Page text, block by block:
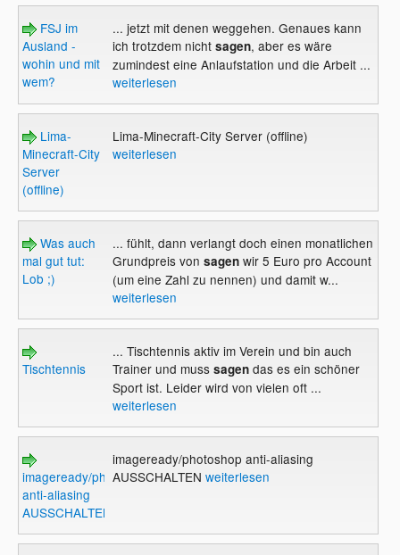
FSJ im
Ausland -
wohin und mit
wem?
... jetzt mit denen weggehen. Genaues kann
ich trotzdem nichtsagen, aber es wäre
zumindest eine Anlaufstation und die Arbeit ...
weiterlesen
Lima-
Minecraft-City
Server
(offline)
Lima-Minecraft-City Server (offline)
weiterlesen
Was auch
mal gut tut:
Lob ;)
... fühlt, dann verlangt doch einen monatlichen
Grundpreis von sagenwir 5 Euro pro Account
(um eine Zahl zu nennen) und damit w...
weiterlesen
Tischtennis
... Tischtennis aktiv im Verein und bin auch
Trainer und musssagendas es ein schöner
Sport ist. Leider wird von vielen oft ...
weiterlesen
imageready/photoshop
anti-aliasing
AUSSCHALTEN
imageready/photoshop anti-aliasing
AUSSCHALTEN weiterlesen